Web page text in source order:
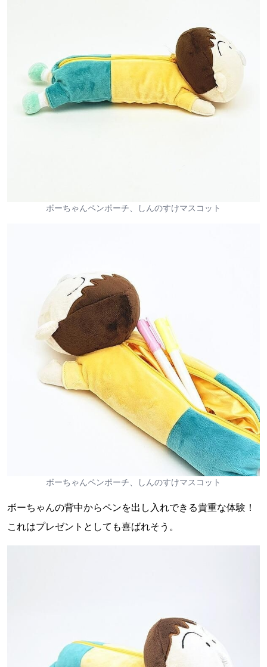
ボーちゃんペンポーチ、しんのすけマスコット
ボーちゃんペンポーチ、しんのすけマスコット
ボーちゃんの背中からペンを出し入れできる貴重な体験！
これはプレゼントとしても喜ばれそう。